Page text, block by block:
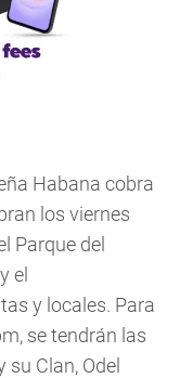
Habana cobra
los viernes
Parque del
el
y locales. Para
se tendrán las
Clan, Odel